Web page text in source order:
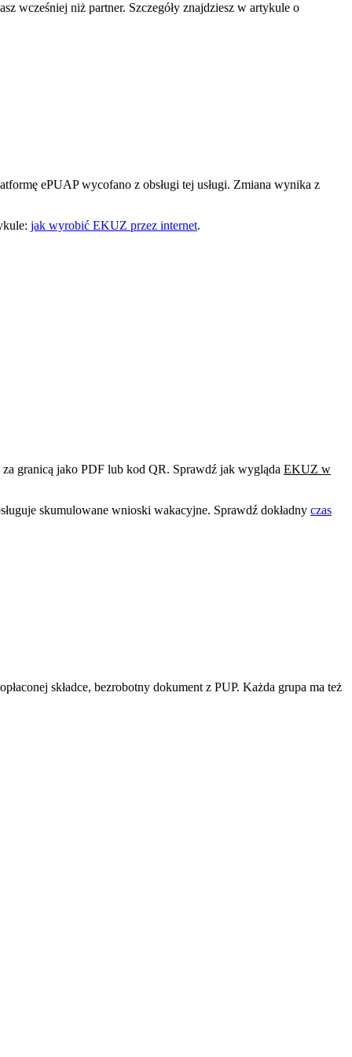
wcześniej niż partner. Szczegóły znajdziesz w artykule o
ePUAP wycofano z obsługi tej usługi. Zmiana wynika z
jak wyrobić EKUZ przez internet.
granicą jako PDF lub kod QR. Sprawdź jak wygląda EKUZ w
skumulowane wnioski wakacyjne. Sprawdź dokładny czas
składce, bezrobotny dokument z PUP. Każda grupa ma też